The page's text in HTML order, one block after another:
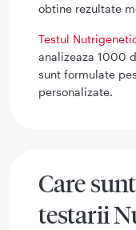
obtine rezultate
Testul
analizeaza 1000
sunt formulate
personalizate.
Care
testarii